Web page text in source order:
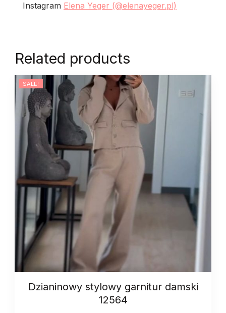
Instagram Elena Yeger (@elenayeger.pl)
Related products
SALE!
Dzianinowy stylowy garnitur damski
12564